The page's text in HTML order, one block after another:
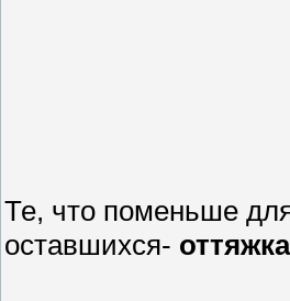
Те, что поменьше
оставшихся-